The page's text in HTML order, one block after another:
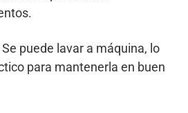
Se puede lavar a máquina, lo
para mantenerla en buen